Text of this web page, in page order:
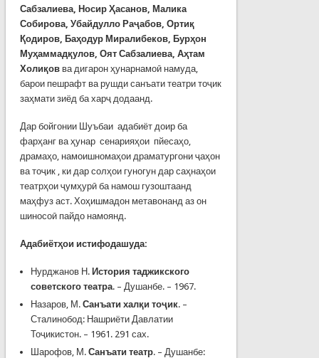
Сабзалиева, Носир Ҳасанов, Малика
Собирова, Убайдулло Раҷабов, Ортиқ
Қодиров, Баҳодур Миралибеков, Бурҳон
Муҳаммадқулов, Оят Сабзалиева, Аҳтам
Холиқов ва дигарон ҳунарнамоӣ намуда,
барои пешрафт ва рушди санъати театри тоҷик
заҳмати зиёд ба харҷ додаанд.
Дар бойгонии Шуъбаи адабиёт доир ба
фарҳанг ва ҳунар сенарияҳои пйесаҳо,
драмаҳо, намоишномаҳои драматургони ҷаҳон
ва тоҷик , ки дар солҳои гуногун дар саҳнаҳои
театрҳои ҷумҳурӣ ба намош гузоштаанд
маҳфуз аст. Хоҳишмадон метавонанд аз он
шиносоӣ пайдо намоянд.
Адабиётҳои истифодашуда:
Нурджанов Н. История таджикского
советского театра. – Душанбе. – 1967.
Назаров, М. Санъати халқи тоҷик. –
Сталинобод: Нашриёти Давлатии
Тоҷикистон. – 1961. 291 сах.
Шарофов, М. Санъати театр. – Душанбе: